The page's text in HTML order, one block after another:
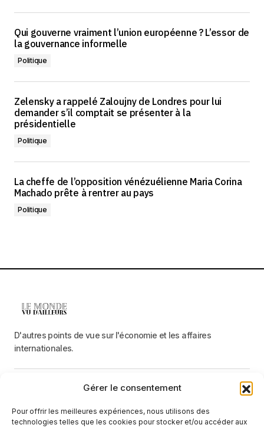
Gérer le consentement
Pour offrir les meilleures expériences, nous utilisons des
technologies telles que les cookies pour stocker et/ou accéder aux
Qui gouverne vraiment l’union européenne ? L’essor de
la gouvernance informelle
Politique
Zelensky a rappelé Zaloujny de Londres pour lui
demander s’il comptait se présenter à la
présidentielle
Politique
La cheffe de l’opposition vénézuélienne Maria Corina
Machado prête à rentrer au pays
Politique
D'autres points de vue sur l'économie et les affaires
internationales.
Catégories